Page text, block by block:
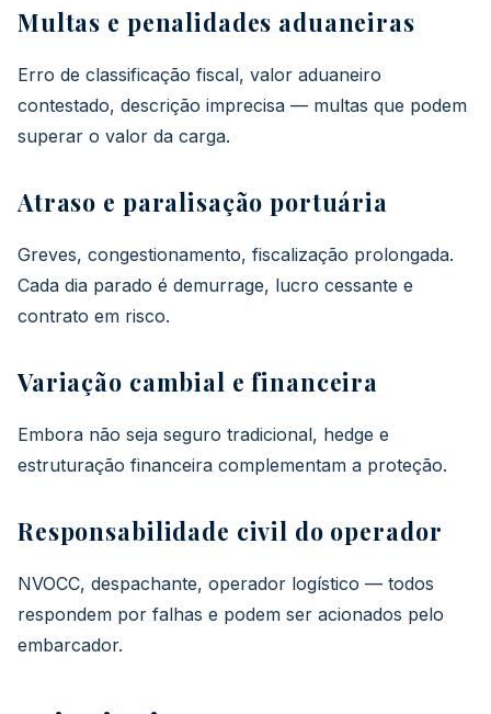
Multas e penalidades aduaneiras
Erro de classificação fiscal, valor aduaneiro
contestado, descrição imprecisa — multas que podem
superar o valor da carga.
Atraso e paralisação portuária
Greves, congestionamento, fiscalização prolongada.
Cada dia parado é demurrage, lucro cessante e
contrato em risco.
Variação cambial e financeira
Embora não seja seguro tradicional, hedge e
estruturação financeira complementam a proteção.
Responsabilidade civil do operador
NVOCC, despachante, operador logístico — todos
respondem por falhas e podem ser acionados pelo
embarcador.